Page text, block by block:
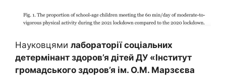
Науковцями лабораторії соціальних
детермінант здоров’я дітей ДУ «Інститут
громадського здоров’я ім. О.М. Марзєєва